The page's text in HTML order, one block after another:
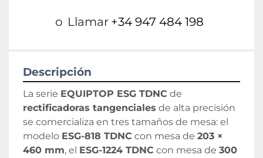
o Llamar +34 947 484 198
Descripción
La serie EQUIPTOP ESG TDNC
rectificadoras tangenciales de alta precisión
se comercializa en tres tamaños de mesa: el
modelo ESG-818 TDNC con mesa de 203 ×
460 mm, el ESG-1224 TDNC con mesa de 300